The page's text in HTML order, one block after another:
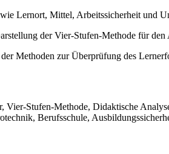
Lernort, Mittel, Arbeitssicherheit und
der Vier-Stufen-Methode für
Methoden zur Überprüfung des
Vier-Stufen-Methode, Didaktische
Berufsschule,